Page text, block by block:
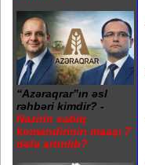
“Azəraqrar”ın əsl
rəhbəri kimdir? -
Nazirin sabiq
komandirinin maaşı 7
dəfə artırılıb?